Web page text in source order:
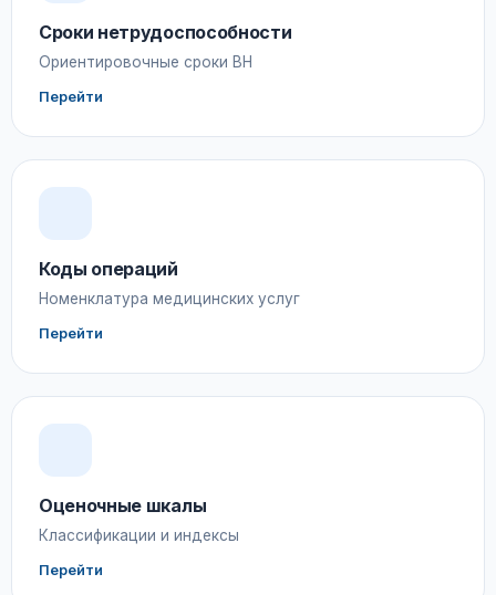
Сроки нетрудоспособности
Ориентировочные сроки ВН
Перейти
Коды операций
Номенклатура медицинских услуг
Перейти
Оценочные шкалы
Классификации и индексы
Перейти